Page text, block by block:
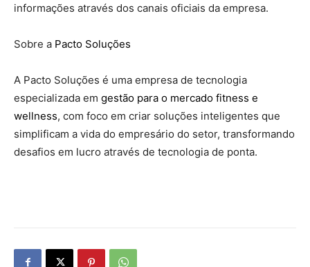
informações através dos canais oficiais da empresa.
Sobre a Pacto Soluções
A Pacto Soluções é uma empresa de tecnologia
especializada em gestão para o mercado fitness e
wellness, com foco em criar soluções inteligentes que
simplificam a vida do empresário do setor, transformando
desafios em lucro através de tecnologia de ponta.